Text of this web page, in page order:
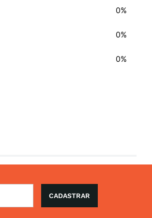
0%
0%
0%
CADASTRAR